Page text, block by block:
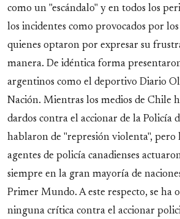
como un "escándalo" y en todos los
los incidentes como provocados por
quienes optaron por expresar su
manera. De idéntica forma
argentinos como el deportivo Diario
Nación. Mientras los medios de Chile
dardos contra el accionar de la Policía
hablaron de "represión violenta", pero
agentes de policía canadienses
siempre en la gran mayoría de
Primer Mundo. A este respecto, se ha
ninguna crítica contra el accionar